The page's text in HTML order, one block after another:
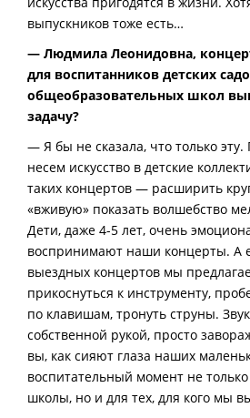
выпускников тоже есть…
— Людмила Леонидовна,
для воспитанников детских
общеобразовательных школ
задачу?
— Я бы не сказала, что только
несем искусство в детские
таких концертов — расширить
«вживую» показать волшебство
Дети, даже 4-5 лет, очень
воспринимают наши концерты. А
выездных концертов мы
прикоснуться к инструменту,
по клавишам, тронуть струны.
собственной рукой, просто
вы, как сияют глаза наших
воспитательный момент не
школы, но и для тех, для кого мы